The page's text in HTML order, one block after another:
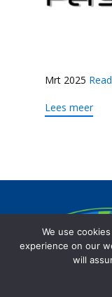
Mrt 2025
Lees meer
de lokale
wijze te
We use
experience on our
will